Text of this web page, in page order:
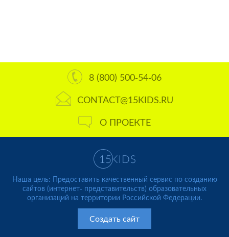
8 (800) 500-54-06
CONTACT@15KIDS.RU
О ПРОЕКТЕ
Наша цель: Предоставить качественный сервис по созданию
сайтов (интернет- представительств) образовательных
организаций на территории Российской Федерации.
Создать сайт